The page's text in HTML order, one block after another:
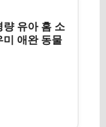
량 유아 홈 소
미 애완 동물